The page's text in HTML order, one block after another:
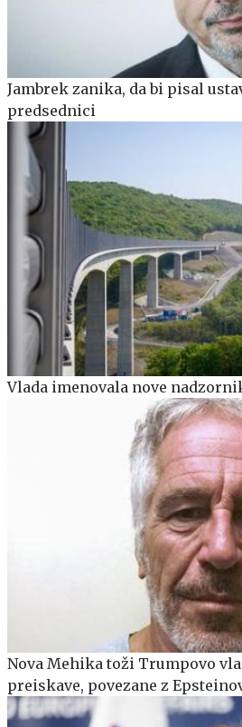
Jambrek zanika, da bi pisal
predsednici
Vlada imenovala nove
Nova Mehika toži Trumpovo
preiskave, povezane z